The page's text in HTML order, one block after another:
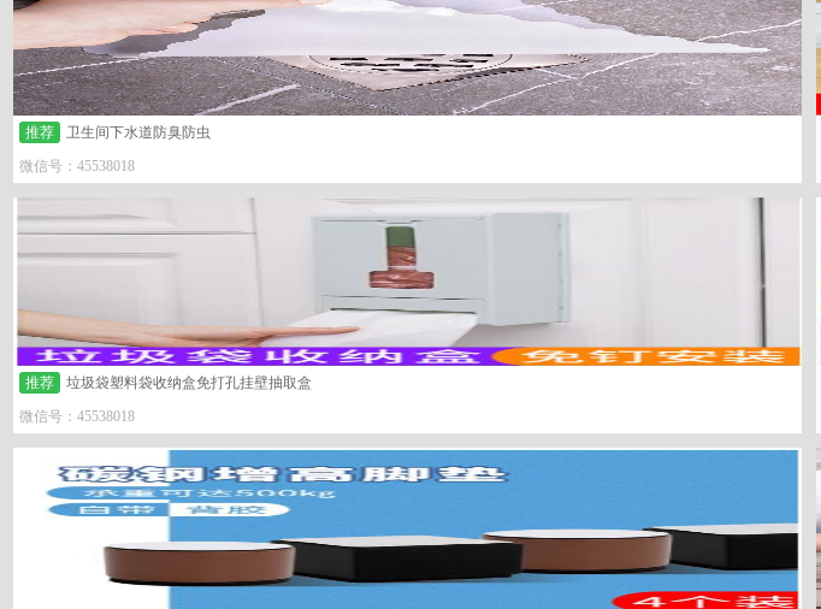
推荐
卫生间下水道防臭防虫
微信号：45538018
推荐
垃圾袋塑料袋收纳盒免打孔挂壁抽取盒
微信号：45538018